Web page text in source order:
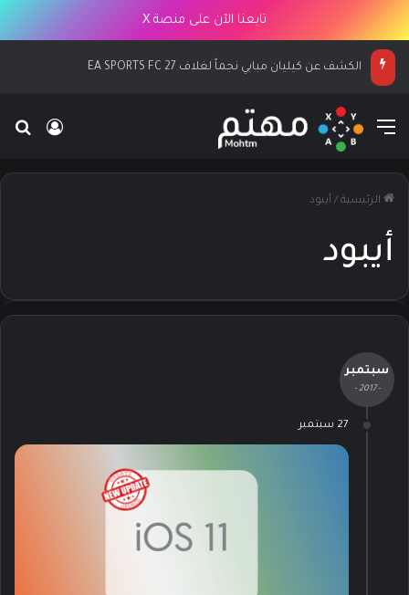
تابعنا الآن على منصة X
الكشف عن كيليان مبابي نجماً لغلاف EA SPORTS FC 27
القائمة
الرئيسية / أيبود
أيبود
سبتمبر
- 2017 -
27 سبتمبر